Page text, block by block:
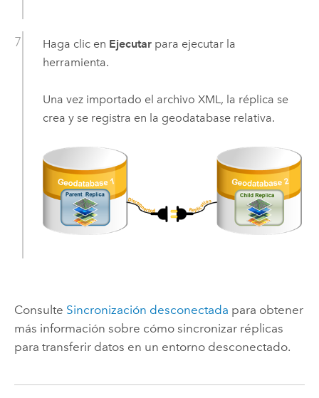
Haga clic en Ejecutarpara ejecutar la
herramienta.
Una vez importado el archivo XML, la réplica se
crea y se registra en la geodatabase relativa.
Consulte Sincronización desconectada para obtener
más información sobre cómo sincronizar réplicas
para transferir datos en un entorno desconectado.